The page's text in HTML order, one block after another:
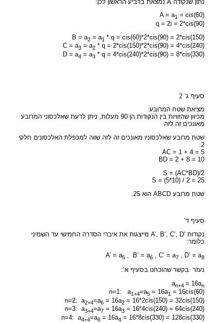
נתון שנקודה A נמצאת ברביע הראשון לכן:
A = a1 = cis(60)
q = 2i = 2*cis(90)
B = a2 = a1 * q = cis(60)*2*cis(90) = 2*cis(150)
C = a3 = a2 * q = 2*cis(150)*2*cis(90) = 4*cis(240)
D = a4 = a3 * q = 4*cis(240)*2*cis(90) = 8*cis(330)
סעיף ג’ 2
מציאת שטח המרובע:
מכיוון שהזוויות בין הנקודות הן 90 מעלות, ניתן לדעת שאלכסוני המרובע
מאונכים זה לזה.
שטח מרובע שאלכסוניו מאונכים זה לזה שווה למכפלת האלכסונים חלקי
2.
AC = 1 + 4 = 5
BD = 2 + 8 = 10
S = (AC*BD)/2
S = (5*10) / 2 = 25
שטח מרובע ABCD הוא 25.
סעיף ד’
נקודות ‘A’, B’, C’, D מייצגות את איברי הסדרה החמישי עד השמיני
כלומר:
A’ = a5 , B’ = a6 , C’ = a7 , D’ = a8
נעזר בקשר שהוכחנו בסעיף א’:
an+4= 16an
n=1: a1+4=a5 = 16a1 = 16cis(60)
n=2: a2+4=a6 = 16a2 = 16*2cis(150) = 32cis(150)
n=3: a3+4=a7 = 16a3 = 16*4cis(240) = 64cis(240)
n=4: a4+4=a8 = 16a4 = 16*8cis(330) = 128cis(330)